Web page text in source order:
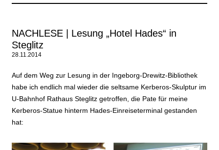
NACHLESE | Lesung „Hotel Hades“ in
Steglitz
28.11.2014
Auf dem Weg zur Lesung in der Ingeborg-Drewitz-Bibliothek
habe ich endlich mal wieder die seltsame Kerberos-Skulptur im
U-Bahnhof Rathaus Steglitz getroffen, die Pate für meine
Kerberos-Statue hinterm Hades-Einreiseterminal gestanden
hat: